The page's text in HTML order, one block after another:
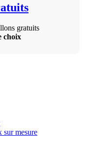
gratuits
choix
sur mesure